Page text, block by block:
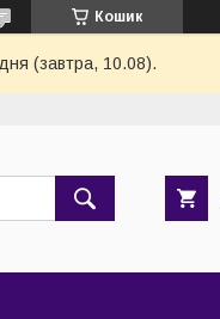
Кошик
(завтра, 10.08).